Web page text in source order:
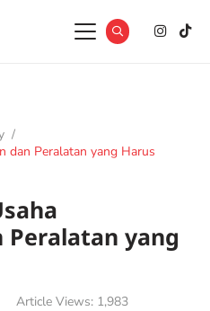
/
dan Peralatan yang Harus
Peralatan yang
Article Views: 1,983